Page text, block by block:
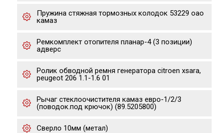
Пружина стяжная тормозных колодок 53229 оао
камаз
Ремкомплект отопителя планар-4 (3 позиции)
адверс
Ролик обводной ремня генератора citroen xsara,
peugeot 206 1.1-1.6 01
Рычаг стеклоочистителя камаз евро-1/2/3
(поводок.под крючок) (89.5205800)
Сверло 10мм (метал)